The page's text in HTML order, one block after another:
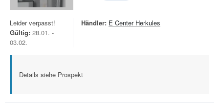
Leider verpasst!
Gültig: 28.01. -
03.02.
Händler: E Center Herkules
Details siehe Prospekt